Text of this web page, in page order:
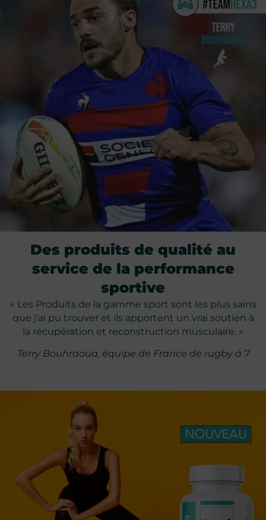
Des produits de qualité au
service de la performance
sportive
« Les Produits de la gamme sport sont les plus sains
que j’ai pu trouver et ils apportent un vrai soutien à
la récupération et reconstruction musculaire. »
Terry Bouhraoua, équipe de France de rugby à 7